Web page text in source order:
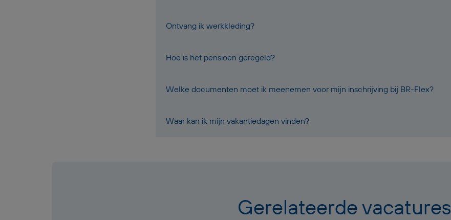
Ontvang ik werkkleding?
Hoe is het pensioen geregeld?
Welke documenten moet ik meenemen voor mijn inschrijving bij BR-Flex?
Waar kan ik mijn vakantiedagen vinden?
Gerelateerde vacatures